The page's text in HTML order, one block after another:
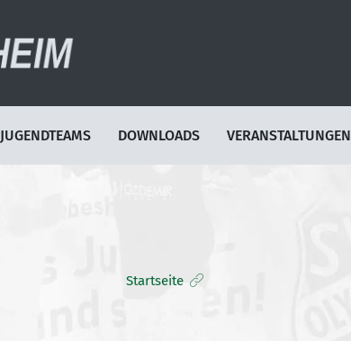
JUGENDTEAMS DOWNLOADS VERANSTALTUNGEN
Startseite